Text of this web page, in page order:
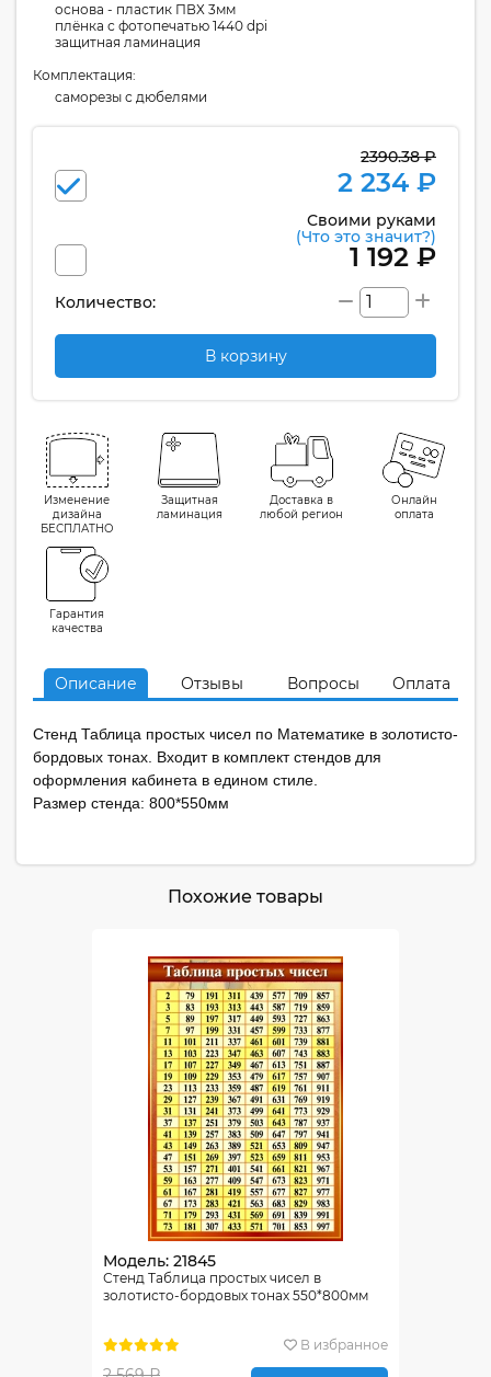
основа - пластик ПВХ 3мм
плёнка с фотопечатью 1440 dpi
защитная ламинация
Комплектация:
cаморезы с дюбелями
2390.38 ₽
2 234 ₽
Своими руками
(Что это значит?)
1 192 ₽
Количество:
В корзину
Изменение
дизайна
БЕСПЛАТНО
Защитная
ламинация
Доставка в
любой регион
Онлайн
оплата
Гарантия
качества
Описание Отзывы Вопросы Оплата
Стенд Таблица простых чисел по Математике в золотисто-
бордовых тонах. Входит в комплект стендов для
оформления кабинета в едином стиле.
Размер стенда: 800*550мм
Похожие товары
Модель: 21845
Стенд Таблица простых чисел в
золотисто-бордовых тонах 550*800мм
В избранное